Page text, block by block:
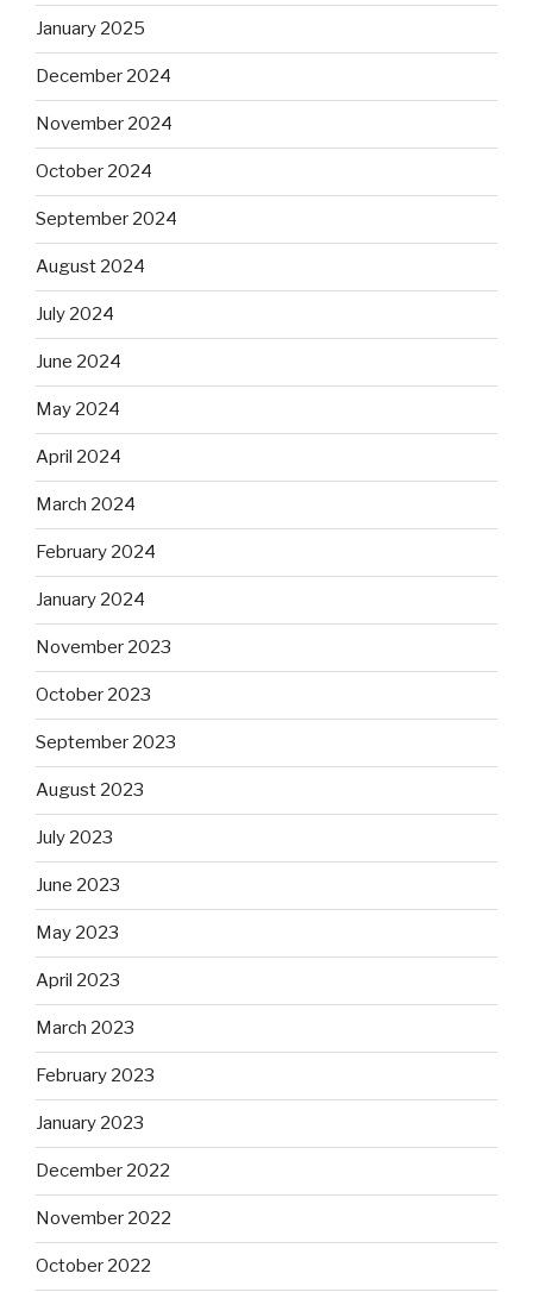
January 2025
December 2024
November 2024
October 2024
September 2024
August 2024
July 2024
June 2024
May 2024
April 2024
March 2024
February 2024
January 2024
November 2023
October 2023
September 2023
August 2023
July 2023
June 2023
May 2023
April 2023
March 2023
February 2023
January 2023
December 2022
November 2022
October 2022